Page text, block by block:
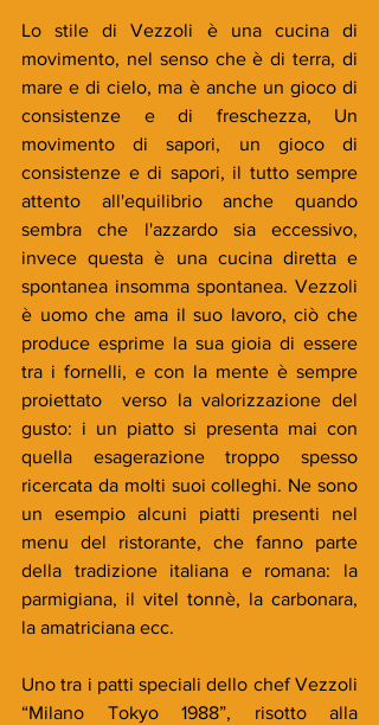
Lo stile di Vezzoli è una cucina di
movimento, nel senso che è di terra, di
mare e di cielo, ma è anche un gioco di
consistenze e di freschezza, Un
movimento di sapori, un gioco di
consistenze e di sapori, il tutto sempre
attento all'equilibrio anche quando
sembra che l'azzardo sia eccessivo,
invece questa è una cucina diretta e
spontanea insomma spontanea. Vezzoli
è uomo che ama il suo lavoro, ciò che
produce esprime la sua gioia di essere
tra i fornelli, e con la mente è sempre
proiettato  verso la valorizzazione del
gusto: i un piatto si presenta mai con
quella esagerazione troppo spesso
ricercata da molti suoi colleghi. Ne sono
un esempio alcuni piatti presenti nel
menu del ristorante, che fanno parte
della tradizione italiana e romana: la
parmigiana, il vitel tonnè, la carbonara,
la amatriciana ecc.
Uno tra i patti speciali dello chef Vezzoli
“Milano Tokyo 1988”, risotto alla